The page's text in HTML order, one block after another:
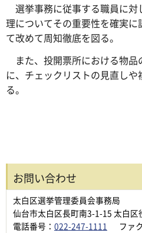
選挙事務に従事する職員に対
理についてその重要性を確実
て改めて周知徹底を図る。
また、投開票所における物品
に、チェックリストの見直し
る。
お問い合わせ
太白区選挙管理委員会事務局
仙台市太白区長町南3-1-15 太白区
電話番号： 022-247-1111 ファ